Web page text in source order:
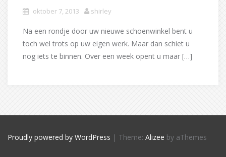
oktober 7, 2013 shirley
Na een rondje door uw nieuwe schoenwinkel bent u
toch wel trots op uw eigen werk. Maar dan schiet u
nog iets te binnen. Over een week opent u maar […]
Proudly powered by WordPress | Theme: Alizee by aThemes